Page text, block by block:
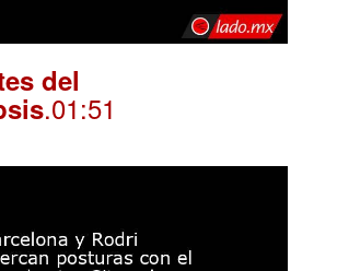
del
.01:51